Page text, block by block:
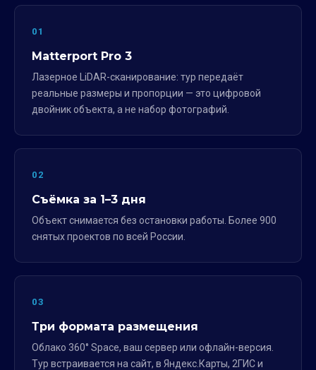
01
Matterport Pro 3
Лазерное LiDAR-сканирование: тур передаёт
реальные размеры и пропорции — это цифровой
двойник объекта, а не набор фотографий.
02
Съёмка за 1–3 дня
Объект снимается без остановки работы. Более 900
снятых проектов по всей России.
03
Три формата размещения
Облако 360° Space, ваш сервер или офлайн-версия.
Тур встраивается на сайт, в Яндекс.Карты, 2ГИС и